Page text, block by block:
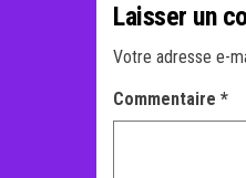
Laisser un
Votre adresse e-
Commentaire *